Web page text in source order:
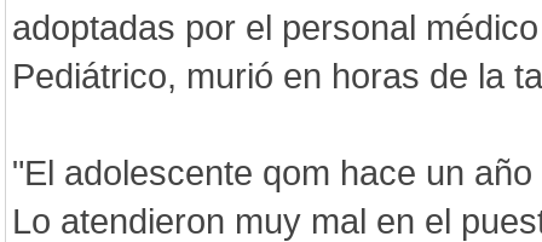
adoptadas por el personal
Pediátrico, murió en horas de la
"El adolescente qom hace un
Lo atendieron muy mal en el